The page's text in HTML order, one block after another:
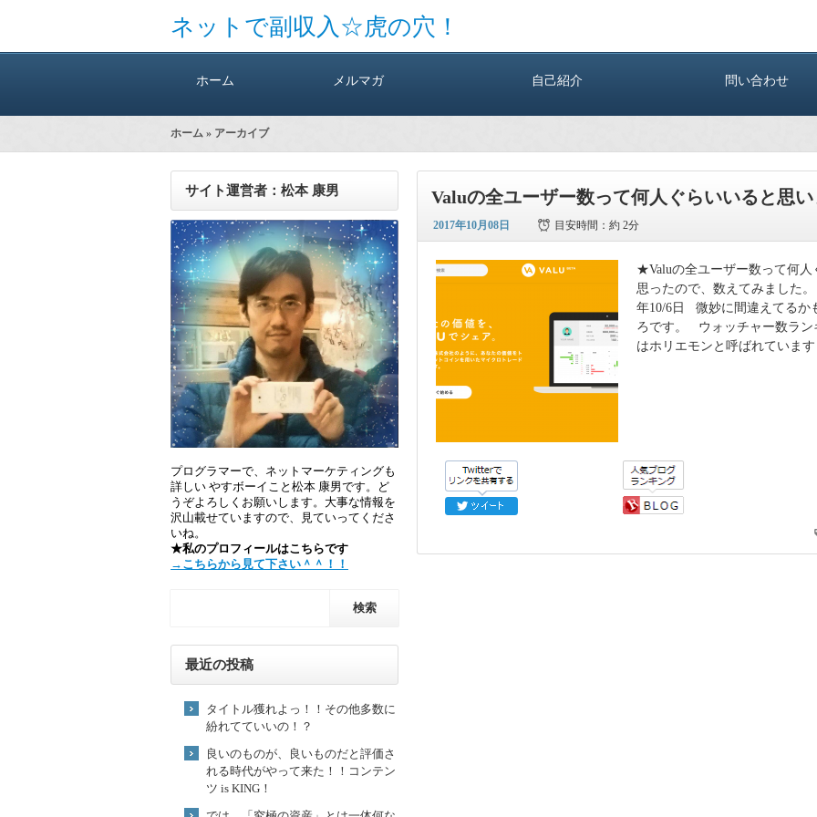
ネットで副収入☆虎の穴！
ホーム メルマガ 自己紹介 問い合わせ
ホーム » アーカイブ
Valuの全ユーザー数って何人ぐらいいると思い
2017年10月08日 目安時間：約 2分
★Valuの全ユーザー数って何
思ったので、数えてみました
年10/6日 微妙に間違えてるか
ろです。 ウォッチャー数ラ
はホリエモンと呼ばれていま
サイト運営者：松本 康男
プログラマーで、ネットマーケティングも
詳しい やすボーイこと松本 康男です。ど
うぞよろしくお願いします。大事な情報を
沢山載せていますので、見ていってくださ
いね。
★私のプロフィールはこちらです
→こちらから見て下さい＾＾！！
最近の投稿
タイトル獲れよっ！！その他多数に
紛れてていいの！？
良いのものが、良いものだと評価さ
れる時代がやって来た！！コンテン
ツ is KING！